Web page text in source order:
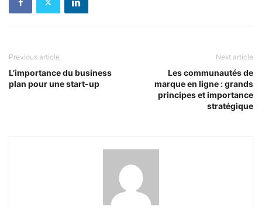
Previous article
L’importance du business
plan pour une start-up
Next article
Les communautés de
marque en ligne : grands
principes et importance
stratégique